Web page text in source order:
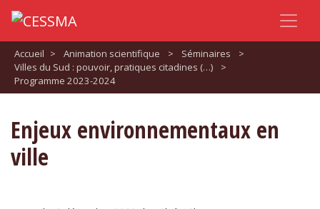
Accueil > Animation scientifique > Séminaires
>
Villes du Sud : pouvoir, pratiques citadines (…)
>
Programme 2023-2024
Enjeux environnementaux en
ville